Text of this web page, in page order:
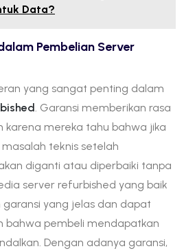
Data?
Pembelian Server
yang sangat penting dalam
. Garansi memberikan rasa
karena mereka tahu bahwa jika
teknis setelah
diganti atau diperbaiki tanpa
server refurbished yang baik
yang jelas dan dapat
bahwa pembeli mendapatkan
Dengan adanya garansi,